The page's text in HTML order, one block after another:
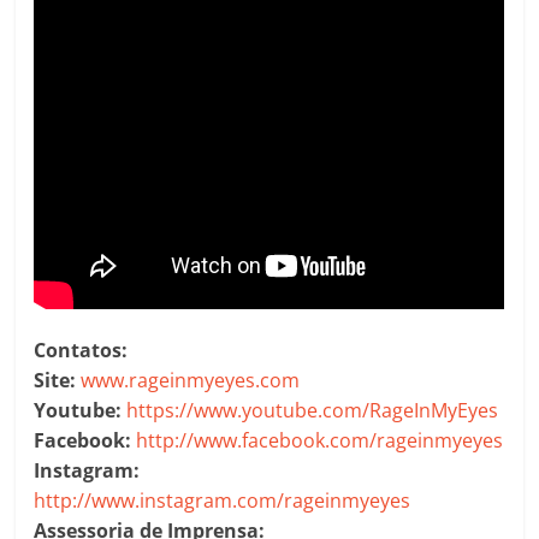
Contatos:
Site:www.rageinmyeyes.com
Youtube: https://www.youtube.com/RageInMyEyes
Facebook: http://www.facebook.com/rageinmyeyes
Instagram:
http://www.instagram.com/rageinmyeyes
Assessoria de Imprensa: